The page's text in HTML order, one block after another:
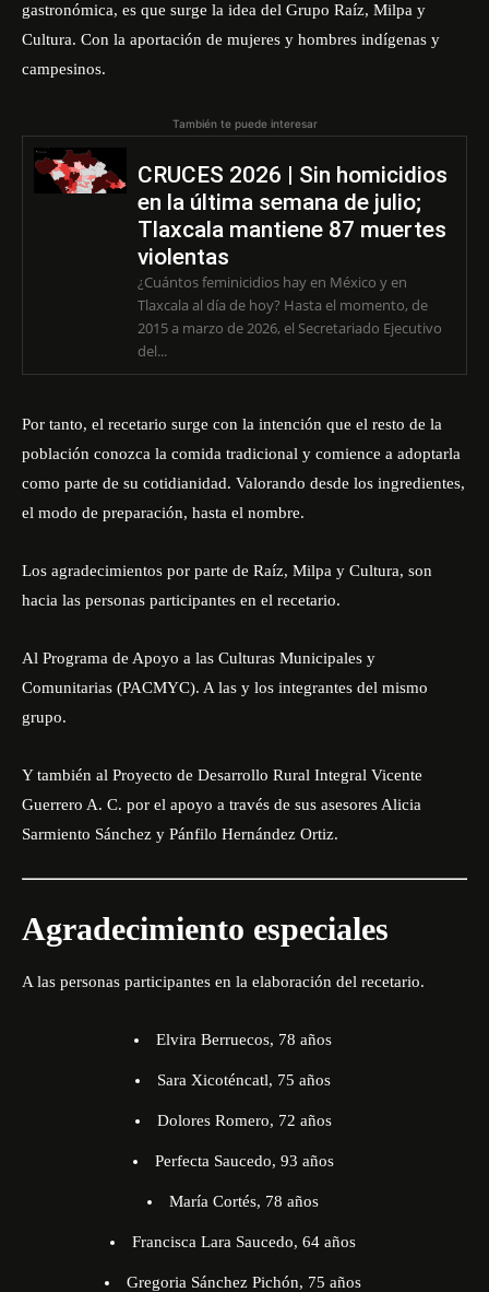
gastronómica, es que surge la idea del Grupo Raíz, Milpa y
Cultura. Con la aportación de mujeres y hombres indígenas y
campesinos.
También te puede interesar
CRUCES 2026 | Sin homicidios
en la última semana de julio;
Tlaxcala mantiene 87 muertes
violentas
¿Cuántos feminicidios hay en México y en
Tlaxcala al día de hoy? Hasta el momento, de
2015 a marzo de 2026, el Secretariado Ejecutivo
del...
Por tanto, el recetario surge con la intención que el resto de la
población conozca la comida tradicional y comience a adoptarla
como parte de su cotidianidad. Valorando desde los ingredientes,
el modo de preparación, hasta el nombre.
Los agradecimientos por parte de Raíz, Milpa y Cultura, son
hacia las personas participantes en el recetario.
Al Programa de Apoyo a las Culturas Municipales y
Comunitarias (PACMYC). A las y los integrantes del mismo
grupo.
Y también al Proyecto de Desarrollo Rural Integral Vicente
Guerrero A. C. por el apoyo a través de sus asesores Alicia
Sarmiento Sánchez y Pánfilo Hernández Ortiz.
Agradecimiento especiales
A las personas participantes en la elaboración del recetario.
Elvira Berruecos, 78 años
Sara Xicoténcatl, 75 años
Dolores Romero, 72 años
Perfecta Saucedo, 93 años
María Cortés, 78 años
Francisca Lara Saucedo, 64 años
Gregoria Sánchez Pichón, 75 años